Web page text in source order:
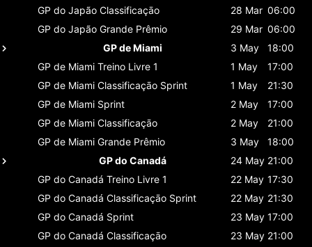
GP do Japão Classificaçāo 28 Mar 06:00
GP do Japão Grande Prêmio 29 Mar 06:00
GP de Miami
3 May
18:00
GP de Miami Treino Livre 1 1 May
17:00
GP de Miami Classificaçāo Sprint 1 May
21:30
GP de Miami Sprint 2 May
17:00
GP de Miami Classificaçāo 2 May
21:00
GP de Miami Grande Prêmio 3 May
18:00
GP do Canadá
24 May 21:00
GP do Canadá Treino Livre 1 22 May 17:30
GP do Canadá Classificaçāo Sprint 22 May 21:30
GP do Canadá Sprint 23 May 17:00
GP do Canadá Classificaçāo 23 May 21:00